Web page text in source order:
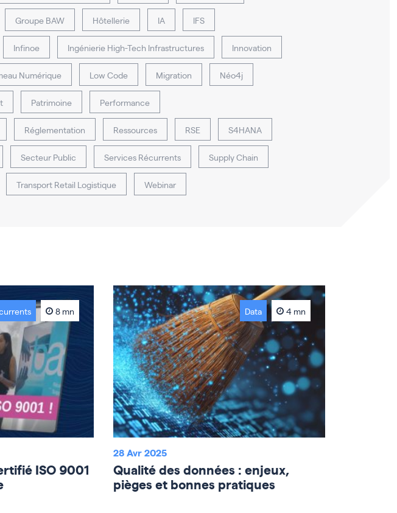
Groupe BAW Hôtellerie IA IFS
Infinoe Ingénierie High-Tech Infrastructures Innovation
Numérique Low Code Migration Néo4j
Patrimoine Performance
Réglementation Ressources RSE S4HANA
Secteur Public Services Récurrents Supply Chain
Transport Retail Logistique Webinar
8 mn
ISO 9001
Data 4 mn
28 Avr 2025
Qualité des données : enjeux,
pièges et bonnes pratiques